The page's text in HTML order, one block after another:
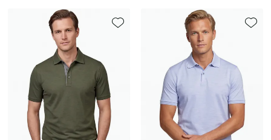
Vanguard
Wellington of Billmore
William Lockie
Xacus
Alle merken
Toevoegen aan favorieten